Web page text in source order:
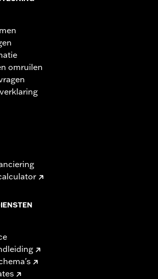
hardware. Zie I-overzicht voor
montage kan het nodig zijn een
en modelspecifieke band aan te schaffen.
omruilen